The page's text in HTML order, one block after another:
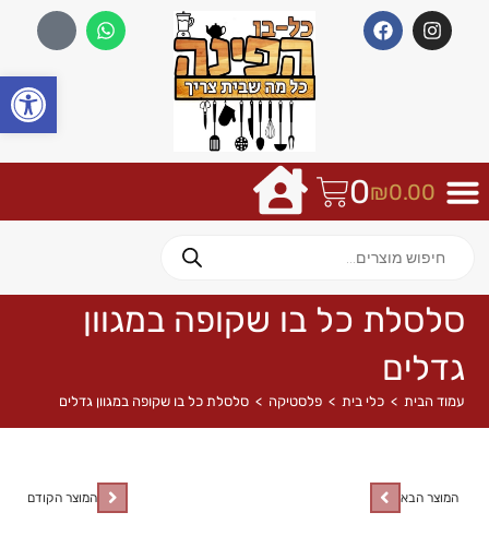
₪0.00
0
סלסלת כל בו שקופה במגוון
גדלים
עמוד הבית > כלי בית > פלסטיקה > סלסלת כל בו שקופה במגוון גדלים
המוצר הקודם המוצר הבא